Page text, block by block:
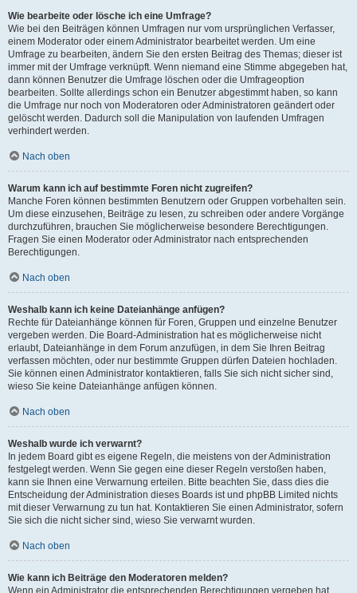
Wie bearbeite oder lösche ich eine Umfrage?
Wie bei den Beiträgen können Umfragen nur vom ursprünglichen Verfasser,
einem Moderator oder einem Administrator bearbeitet werden. Um eine
Umfrage zu bearbeiten, ändern Sie den ersten Beitrag des Themas; dieser ist
immer mit der Umfrage verknüpft. Wenn niemand eine Stimme abgegeben hat,
dann können Benutzer die Umfrage löschen oder die Umfrageoption
bearbeiten. Sollte allerdings schon ein Benutzer abgestimmt haben, so kann
die Umfrage nur noch von Moderatoren oder Administratoren geändert oder
gelöscht werden. Dadurch soll die Manipulation von laufenden Umfragen
verhindert werden.
Nach oben
Warum kann ich auf bestimmte Foren nicht zugreifen?
Manche Foren können bestimmten Benutzern oder Gruppen vorbehalten sein.
Um diese einzusehen, Beiträge zu lesen, zu schreiben oder andere Vorgänge
durchzuführen, brauchen Sie möglicherweise besondere Berechtigungen.
Fragen Sie einen Moderator oder Administrator nach entsprechenden
Berechtigungen.
Nach oben
Weshalb kann ich keine Dateianhänge anfügen?
Rechte für Dateianhänge können für Foren, Gruppen und einzelne Benutzer
vergeben werden. Die Board-Administration hat es möglicherweise nicht
erlaubt, Dateianhänge in dem Forum anzufügen, in dem Sie Ihren Beitrag
verfassen möchten, oder nur bestimmte Gruppen dürfen Dateien hochladen.
Sie können einen Administrator kontaktieren, falls Sie sich nicht sicher sind,
wieso Sie keine Dateianhänge anfügen können.
Nach oben
Weshalb wurde ich verwarnt?
In jedem Board gibt es eigene Regeln, die meistens von der Administration
festgelegt werden. Wenn Sie gegen eine dieser Regeln verstoßen haben,
kann sie Ihnen eine Verwarnung erteilen. Bitte beachten Sie, dass dies die
Entscheidung der Administration dieses Boards ist und phpBB Limited nichts
mit dieser Verwarnung zu tun hat. Kontaktieren Sie einen Administrator, sofern
Sie sich die nicht sicher sind, wieso Sie verwarnt wurden.
Nach oben
Wie kann ich Beiträge den Moderatoren melden?
Wenn ein Administrator die entsprechenden Berechtigungen vergeben hat,